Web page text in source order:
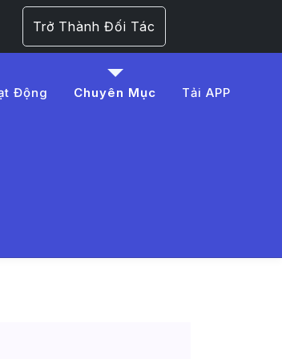
Trở Thành Đối Tác
Động Chuyên Mục Tải APP